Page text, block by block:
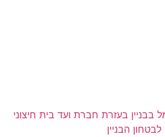
בבניין בעזרת חברת ועד בית חיצוני
הבניין